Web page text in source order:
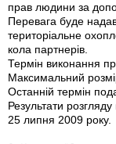
прав людини за
Перевага буде
територіальне
кола партнерів.
Термін виконання
Максимальний
Останній термін
Результати
25 липня 2009 року.